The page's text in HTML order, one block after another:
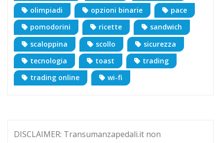
olimpiadi
opzioni binarie
pace
pomodorini
ricette
sandwich
scaloppina
scollo
sicurezza
tecnologia
toast
trading
trading online
wi-fi
DISCLAIMER: Transumanzapedali.it non